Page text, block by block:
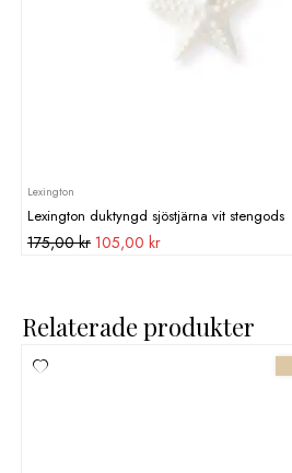
Lexington
Lexington duktyngd sjöstjärna vit stengods
175,00kr Det
175,00 kr.
105,00 krDet
105,00 kr.
Relaterade produkter